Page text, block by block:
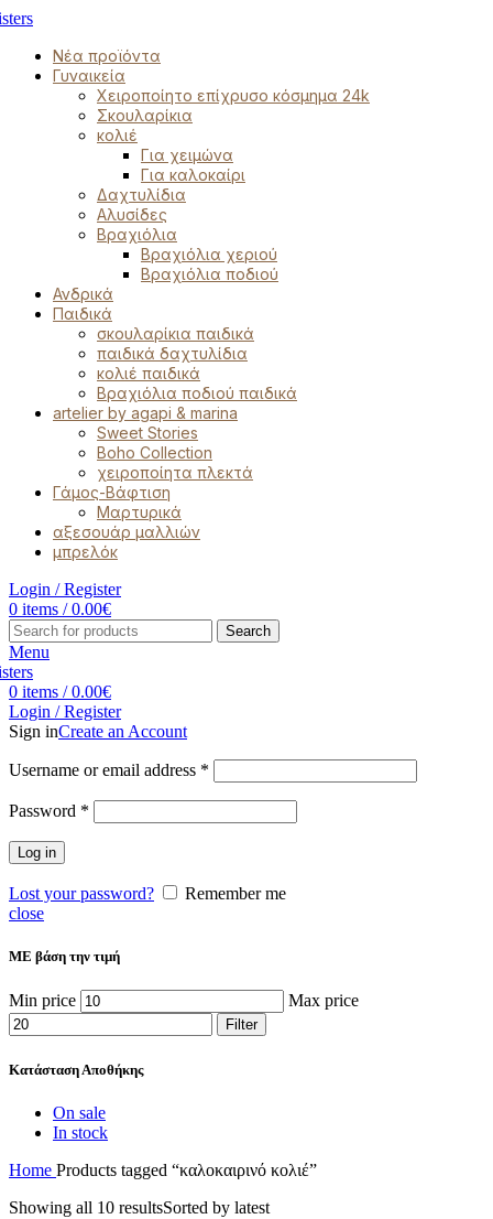
Νέα προϊόντα
Γυναικεία
Χειροποίητο επίχρυσο κόσμημα 24k
Σκουλαρίκια
κολιέ
Για χειμώνα
Για καλοκαίρι
Δαχτυλίδια
Αλυσίδες
Βραχιόλια
Βραχιόλια χεριού
Βραχιόλια ποδιού
Ανδρικά
Παιδικά
σκουλαρίκια παιδικά
παιδικά δαχτυλίδια
κολιέ παιδικά
Βραχιόλια ποδιού παιδικά
artelier by agapi & marina
Sweet Stories
Boho Collection
χειροποίητα πλεκτά
Γάμος-Βάφτιση
Μαρτυρικά
αξεσουάρ μαλλιών
μπρελόκ
Login / Register
0 items / 0.00€
Search
Menu
0 items / 0.00€
Login / Register
Sign inCreate an Account
Username or email address *
Password *
Log in
Lost your password?
Remember me
close
ΜΕ βάση την τιμή
Min price Max price
Filter
Κατάσταση Αποθήκης
On sale
In stock
Home Products tagged “καλοκαιρινό κολιέ”
Showing all 10 resultsSorted by latest